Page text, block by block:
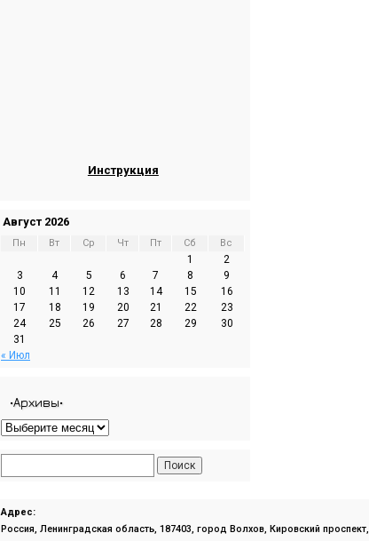
Инструкция
Август 2026
Пн Вт Ср Чт Пт Сб Вс
1
2
3
4 5 6 7 8
9
10
11 12 13 14 15
16
17
18 19 20 21 22
23
24
25 26 27 28 29
30
31
« Июл
•Архивы•
Адрес:
Россия, Ленинградская область, 187403, город Волхов, Кировский проспект,